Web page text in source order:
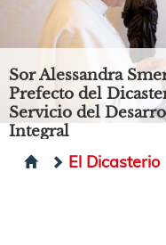
Sor Alessandra
Prefecto del
Servicio del
Integral
El Dicasterio